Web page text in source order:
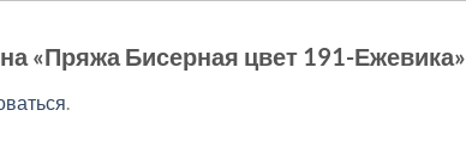
«Пряжа Бисерная цвет 191-Ежевика»
.